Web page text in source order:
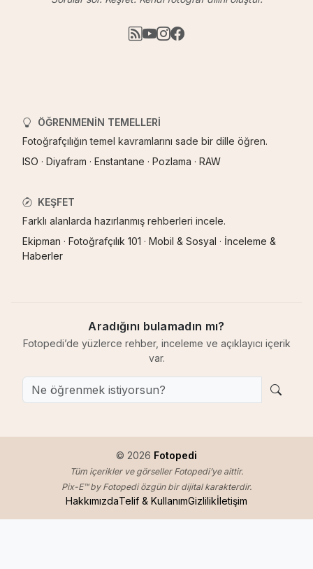
ÖĞRENMENIN TEMELLERI
Fotoğrafçılığın temel kavramlarını sade bir dille öğren.
ISO · Diyafram · Enstantane · Pozlama · RAW
KEŞFET
Farklı alanlarda hazırlanmış rehberleri incele.
Ekipman · Fotoğrafçılık 101 · Mobil & Sosyal · İnceleme &
Haberler
Aradığını bulamadın mı?
Fotopedi’de yüzlerce rehber, inceleme ve açıklayıcı içerik
var.
© 2026 Fotopedi
Tüm içerikler ve görseller Fotopedi’ye aittir.
Pix-E™ by Fotopedi özgün bir dijital karakterdir.
HakkımızdaTelif & KullanımGizlilikİletişim